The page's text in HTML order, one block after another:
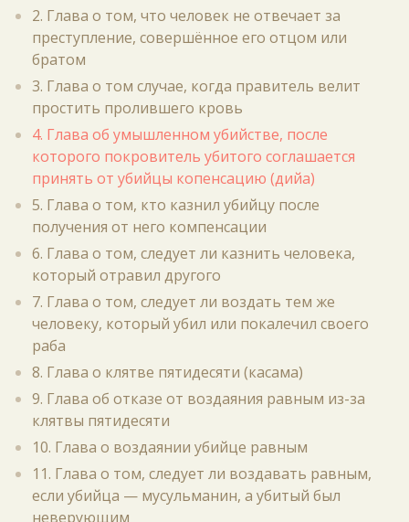
2. Глава о том, что человек не отвечает за
преступление, совершённое его отцом или
братом
3. Глава о том случае, когда правитель велит
простить пролившего кровь
4. Глава об умышленном убийстве, после
которого покровитель убитого соглашается
принять от убийцы копенсацию (дийа)
5. Глава о том, кто казнил убийцу после
получения от него компенсации
6. Глава о том, следует ли казнить человека,
который отравил другого
7. Глава о том, следует ли воздать тем же
человеку, который убил или покалечил своего
раба
8. Глава о клятве пятидесяти (касама)
9. Глава об отказе от воздаяния равным из-за
клятвы пятидесяти
10. Глава о воздаянии убийце равным
11. Глава о том, следует ли воздавать равным,
если убийца — мусульманин, а убитый был
неверующим